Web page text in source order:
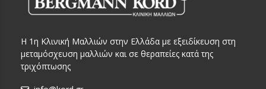
Η 1η Κλινική Μαλλιών στην Ελλάδα με εξειδίκευση στη
μεταμόσχευση μαλλιών και σε θεραπείες κατά της
τριχόπτωσης